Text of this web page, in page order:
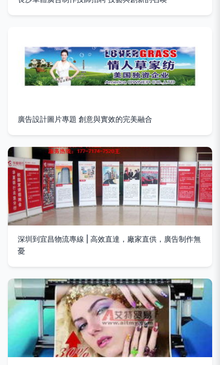
廣告設計圖片專題 創意與實效的完美融合
深圳到宜昌物流專線 | 高效直達，廠家直供，廣告制作無
憂